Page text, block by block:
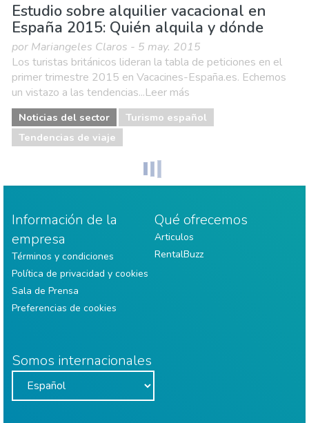
Estudio sobre alquilier vacacional en
España 2015: Quién alquila y dónde
por Mariangeles Claros - 5 may. 2015
Los turistas británicos lideran la tabla de peticiones en el
primer trimestre 2015 en Vacacines-España.es. Echemos
un vistazo a las tendencias...Leer más
Noticias del sector
Turismo español
Tendencias de viaje
Información de la
empresa
Términos y condiciones
Política de privacidad y cookies
Sala de Prensa
Preferencias de cookies
Qué ofrecemos
Articulos
RentalBuzz
Somos internacionales